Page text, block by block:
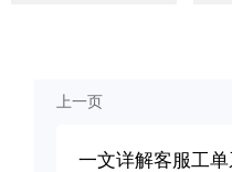
上一页
一文详解客服工